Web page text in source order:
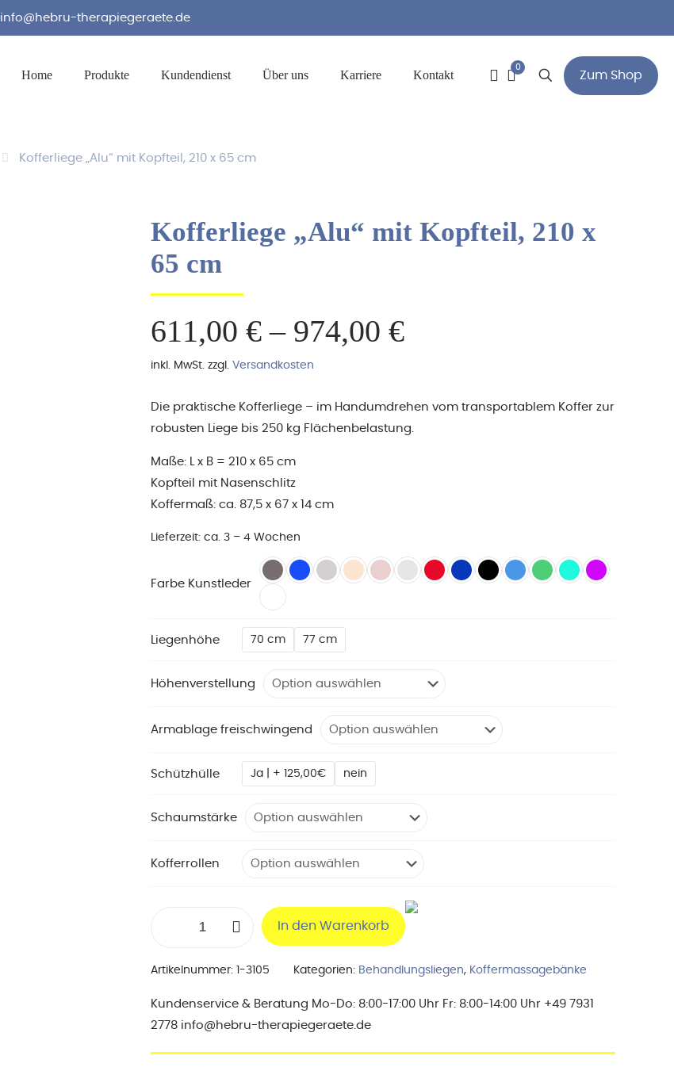
info@hebru-therapiegeraete.de
Home Produkte Kundendienst Über uns Karriere Kontakt
0
Zum Shop
Kofferliege „Alu“ mit Kopfteil, 210 x 65 cm
Kofferliege „Alu“ mit Kopfteil, 210 x
65 cm
611,00 € – 974,00 €
inkl. MwSt. zzgl. Versandkosten
Die praktische Kofferliege – im Handumdrehen vom transportablem Koffer zur
robusten Liege bis 250 kg Flächenbelastung.
Maße: L x B = 210 x 65 cm
Kopfteil mit Nasenschlitz
Koffermaß: ca. 87,5 x 67 x 14 cm
Lieferzeit: ca. 3 – 4 Wochen
Farbe Kunstleder
Liegenhöhe 70 cm 77 cm
Höhenverstellung
Armablage freischwingend
Schützhülle Ja | + 125,00€ nein
Schaumstärke
Kofferrollen
210
x
In den Warenkorb
Artikelnummer: 1-3105 Kategorien: Behandlungsliegen, Koffermassagebänke
Kundenservice & Beratung Mo-Do: 8:00-17:00 Uhr Fr: 8:00-14:00 Uhr +49 7931
2778 info@hebru-therapiegeraete.de